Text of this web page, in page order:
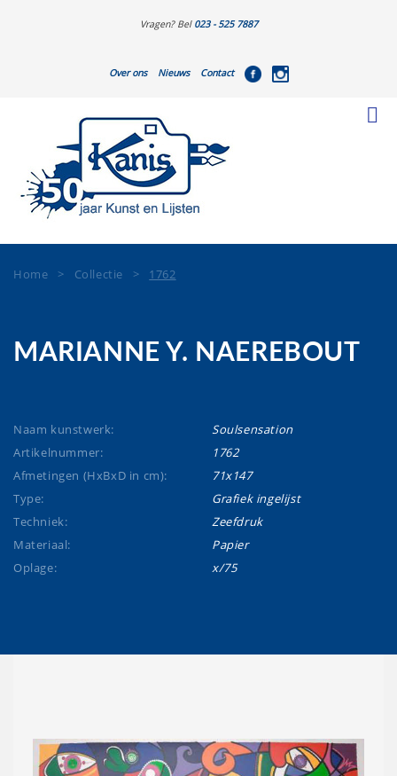
Vragen? Bel 023 - 525 7887
Over ons Nieuws Contact
Home > Collectie > 1762
MARIANNE Y. NAEREBOUT
Naam kunstwerk:
Soulsensation
Artikelnummer:
1762
Afmetingen (HxBxD in cm):
71x147
Type:
Grafiek ingelijst
Techniek:
Zeefdruk
Materiaal:
Papier
Oplage:
x/75